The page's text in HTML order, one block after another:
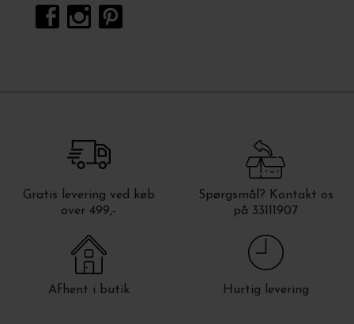
Gratis levering ved køb
over 499,-
Spørgsmål? Kontakt os
på 33111907
Afhent i butik Hurtig levering